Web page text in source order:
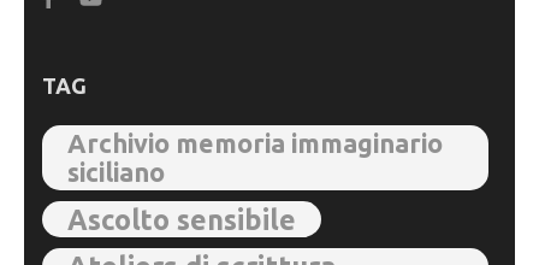
TAG
Archivio memoria immaginario
siciliano
Ascolto sensibile